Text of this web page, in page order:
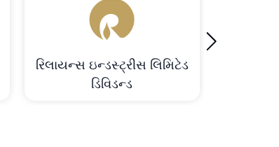
રિલાયન્સ ઇન્ડસ્ટ્રીસ લિમિટેડ
ડિવિડન્ડ
›